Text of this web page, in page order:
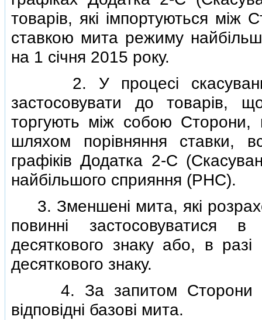
товарiв, якi iмпортуються мiж
ставкою мита режиму
на 1 сiчня 2015 року.
2. У процесi скасування
застосовувати до товарiв,
торгують мiж собою Сторони,
шляхом порiвняння ставки,
графiкiв Додатка 2-C
найбiльшого сприяння (РНС).
3. Зменшенi мита, якi
повиннi застосовуватися
десяткового знаку або, в
десяткового знаку.
4. За запитом Сторони
вiдповiднi базовi мита.